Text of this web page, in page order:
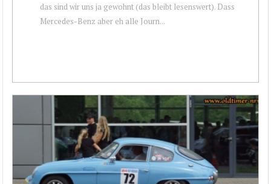
das sind wir uns ja gewohnt (das bleibt lesenswert). Dass
Mercedes-Benz aber eh alle Journ...